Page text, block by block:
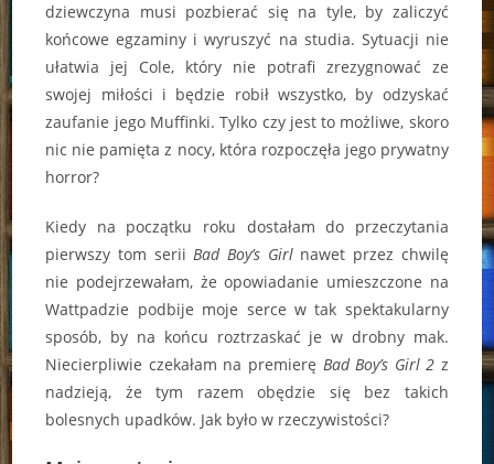
dziewczyna musi pozbierać się na tyle, by zaliczyć
końcowe egzaminy i wyruszyć na studia. Sytuacji nie
ułatwia jej Cole, który nie potrafi zrezygnować ze
swojej miłości i będzie robił wszystko, by odzyskać
zaufanie jego Muffinki. Tylko czy jest to możliwe, skoro
nic nie pamięta z nocy, która rozpoczęła jego prywatny
horror?
Kiedy na początku roku dostałam do przeczytania
pierwszy tom seriiBad Boy’s Girlnawet przez chwilę
nie podejrzewałam, że opowiadanie umieszczone na
Wattpadzie podbije moje serce w tak spektakularny
sposób, by na końcu roztrzaskać je w drobny mak.
Niecierpliwie czekałam na premierę Bad Boy’s Girl 2 z
nadzieją, że tym razem obędzie się bez takich
bolesnych upadków. Jak było w rzeczywistości?